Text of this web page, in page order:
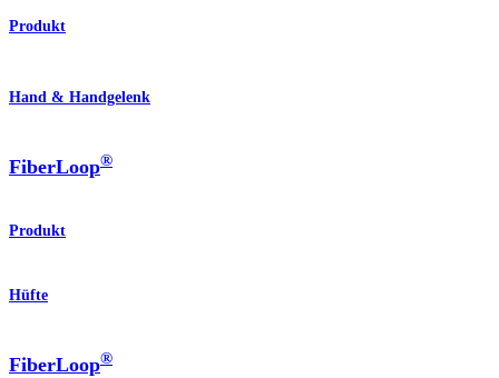
Produkt
Hand & Handgelenk
FiberLoop®
Produkt
Hüfte
FiberLoop®